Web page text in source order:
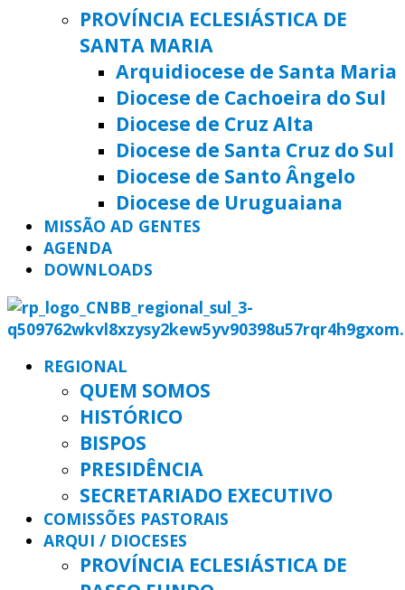
PROVÍNCIA ECLESIÁSTICA DE
SANTA MARIA
Arquidiocese de Santa Maria
Diocese de Cachoeira do Sul
Diocese de Cruz Alta
Diocese de Santa Cruz do Sul
Diocese de Santo Ângelo
Diocese de Uruguaiana
MISSÃO AD GENTES
AGENDA
DOWNLOADS
REGIONAL
QUEM SOMOS
HISTÓRICO
BISPOS
PRESIDÊNCIA
SECRETARIADO EXECUTIVO
COMISSÕES PASTORAIS
ARQUI / DIOCESES
PROVÍNCIA ECLESIÁSTICA DE